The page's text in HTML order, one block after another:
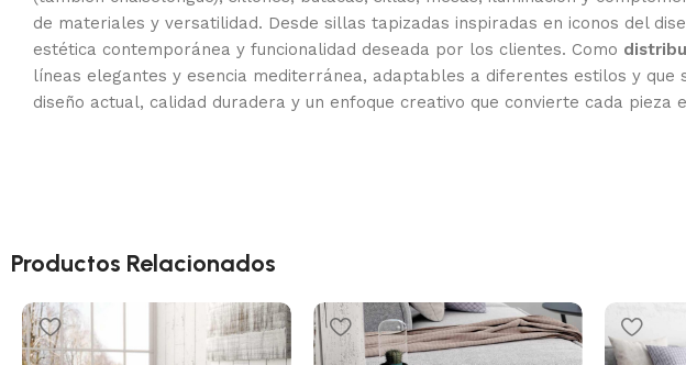
de materiales y versatilidad. Desde sillas tapizadas inspiradas en iconos del
estética contemporánea y funcionalidad deseada por los clientes. Como
líneas elegantes y esencia mediterránea, adaptables a diferentes estilos y
diseño actual, calidad duradera y un enfoque creativo que convierte cada pieza
Productos Relacionados